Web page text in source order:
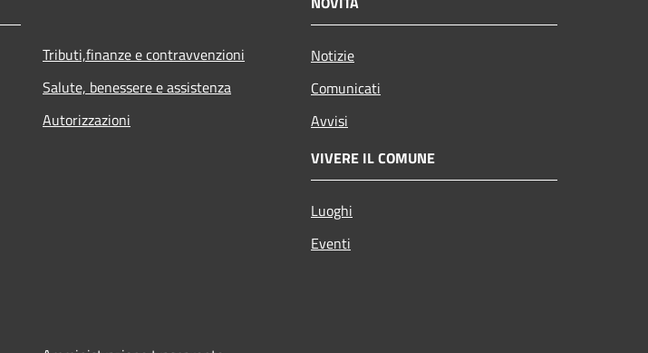
Tributi,finanze e contravvenzioni
Salute, benessere e assistenza
Autorizzazioni
Notizie
Comunicati
Avvisi
VIVERE IL COMUNE
Luoghi
Eventi